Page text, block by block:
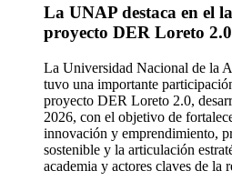
La UNAP destaca en el
proyecto DER Loreto 2.0
La Universidad Nacional de la
tuvo una importante
proyecto DER Loreto 2.0,
2026, con el objetivo de
innovación y emprendimiento,
sostenible y la articulación
academia y actores claves de la